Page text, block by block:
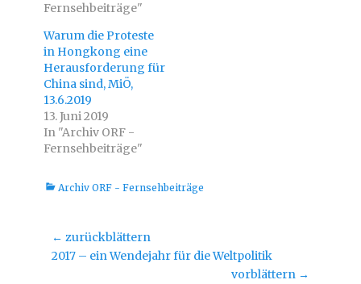
z
t
e
i
l
e
n
(
W
i
r
d
i
n
n
e
m
s
t
e
r
z
t
e
i
l
e
n
(
d
i
n
n
e
s
t
e
r
Fernsehbeiträge"
Warum die Proteste
in Hongkong eine
Herausforderung für
China sind, MiÖ,
13.6.2019
13. Juni 2019
In "Archiv ORF -
Fernsehbeiträge"
Kategorien
Archiv ORF - Fernsehbeiträge
Beitragsnavigation
← zurückblättern
Vorheriger
2017 – ein Wendejahr für die Weltpolitik
vorblättern →